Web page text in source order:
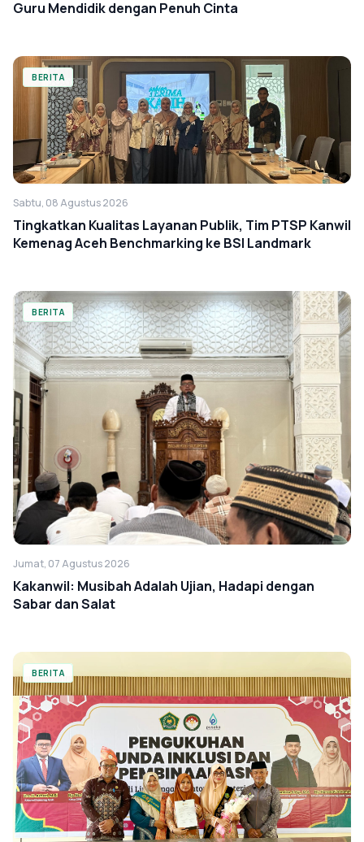
Guru Mendidik dengan Penuh Cinta
BERITA
Sabtu, 08 Agustus 2026
Tingkatkan Kualitas Layanan Publik, Tim PTSP Kanwil
Kemenag Aceh Benchmarking ke BSI Landmark
BERITA
Jumat, 07 Agustus 2026
Kakanwil: Musibah Adalah Ujian, Hadapi dengan
Sabar dan Salat
BERITA